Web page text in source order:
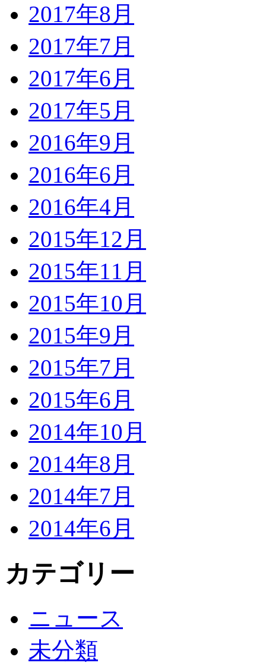
2017年8月
2017年7月
2017年6月
2017年5月
2016年9月
2016年6月
2016年4月
2015年12月
2015年11月
2015年10月
2015年9月
2015年7月
2015年6月
2014年10月
2014年8月
2014年7月
2014年6月
カテゴリー
ニュース
未分類